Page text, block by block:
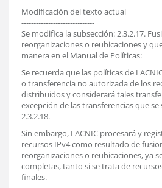
Modificación del texto actual
------------------------------
Se modifica la subsección: 2.3.2.17.
reorganizaciones o reubicaciones y
manera en el Manual de Políticas:
Se recuerda que las políticas de
o transferencia no autorizada de los
distribuidos y considerará tales
excepción de las transferencias que se
2.3.2.18.
Sin embargo, LACNIC procesará y
recursos IPv4 como resultado de
reorganizaciones o reubicaciones, ya
completas, tanto si se trata de
finales.